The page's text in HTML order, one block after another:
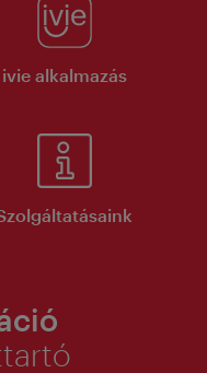
ivie alkalmazás